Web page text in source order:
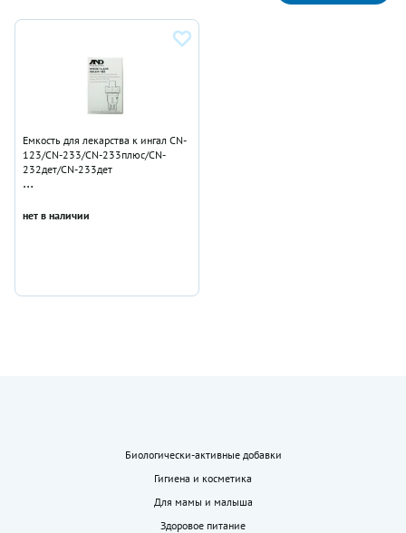
Емкость для лекарства к ингал CN-
123/CN-233/CN-233плюс/CN-
232дет/CN-233дет
нет в наличии
Биологически-активные добавки
Гигиена и косметика
Для мамы и малыша
Здоровое питание